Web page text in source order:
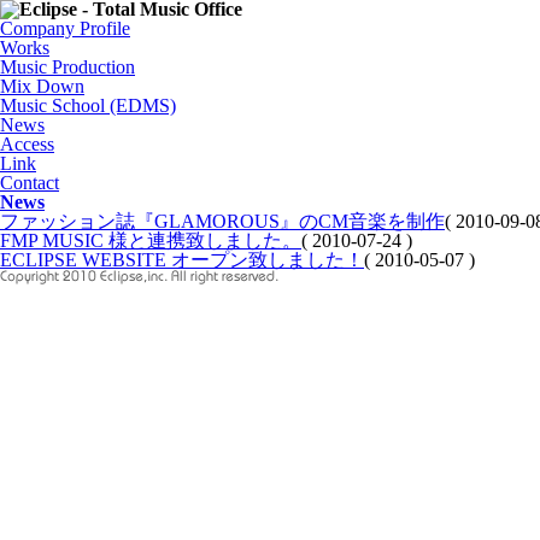
Company Profile
Works
Music Production
Mix Down
Music School (EDMS)
News
Access
Link
Contact
News
ファッション誌『GLAMOROUS』のCM音楽を制作( 2010-09-
FMP MUSIC 様と連携致しました。 ( 2010-07-24 )
ECLIPSE WEBSITE オープン致しました！ ( 2010-05-07 )